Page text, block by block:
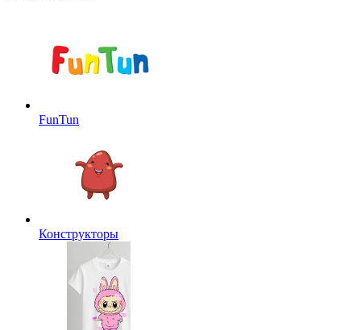
FunTun
Конструкторы